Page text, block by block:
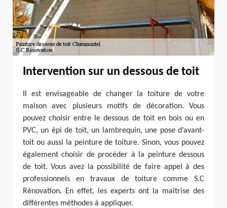
Intervention sur un dessous de toit
Il est envisageable de changer la toiture de votre
maison avec plusieurs motifs de décoration. Vous
pouvez choisir entre le dessous de toit en bois ou en
PVC, un épi de toit, un lambrequin, une pose d’avant-
toit ou aussi la peinture de toiture. Sinon, vous pouvez
également choisir de procéder à la peinture dessous
de toit. Vous avez la possibilité de faire appel à des
professionnels en travaux de toiture comme S.C
Rénovation. En effet, les experts ont la maîtrise des
différentes méthodes à appliquer.